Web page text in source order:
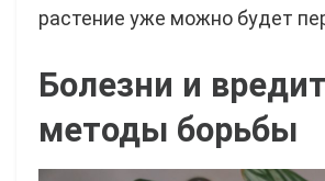
растение уже можно будет
Болезни и
методы борьбы